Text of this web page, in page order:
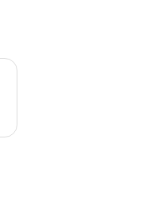
간 : 120분 (옵션에 따라 소